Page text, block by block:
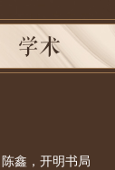
学术
陈鑫，开明书局